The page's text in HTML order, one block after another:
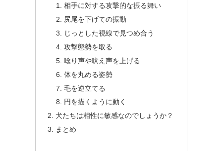
相手に対する攻撃的な振る舞い
尻尾を下げての振動
じっとした視線で見つめ合う
攻撃態勢を取る
唸り声や吠え声を上げる
体を丸める姿勢
毛を逆立てる
円を描くように動く
犬たちは相性に敏感なのでしょうか？
まとめ